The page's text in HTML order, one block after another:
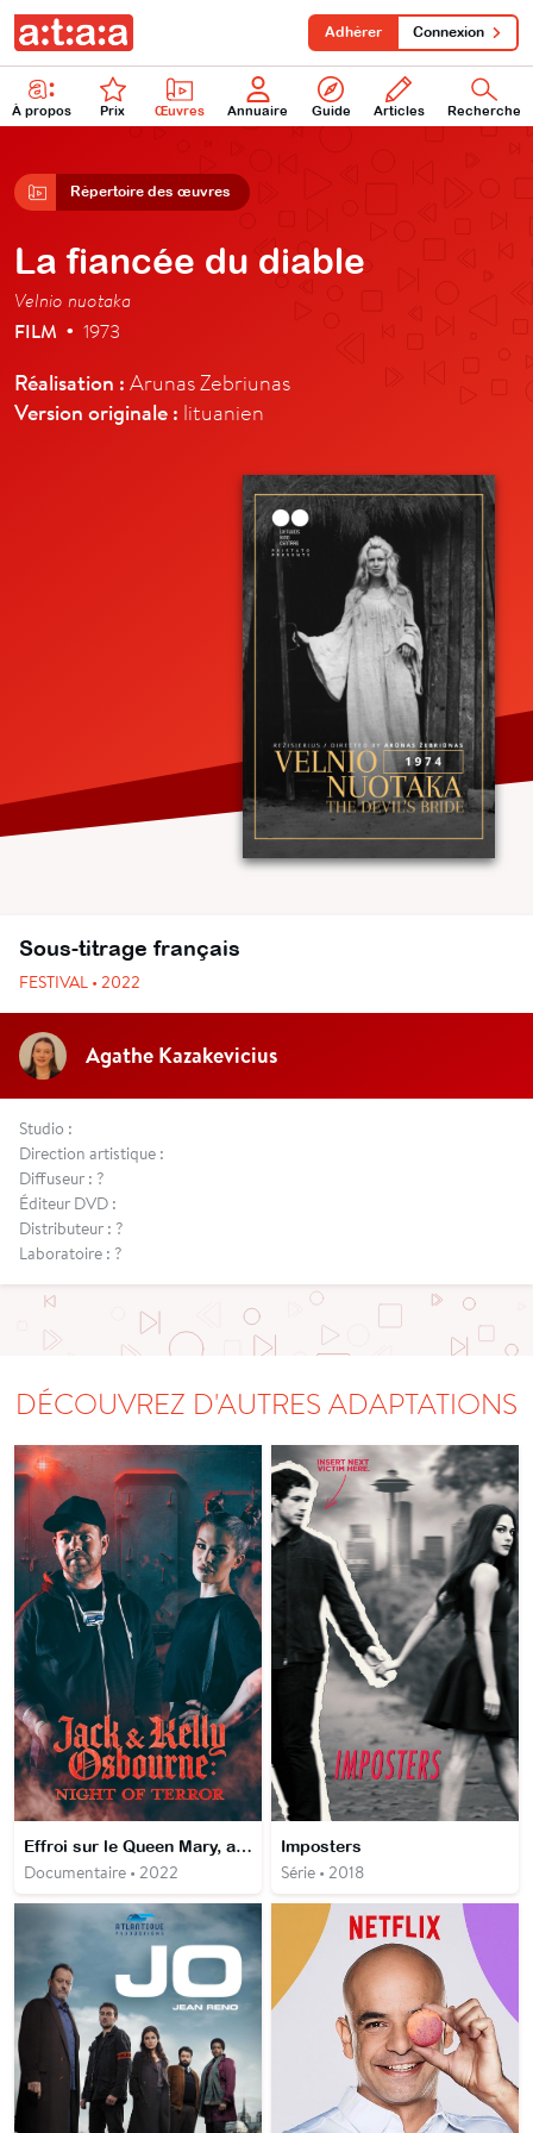
À propos Prix Œuvres Annuaire Guide Articles Recherche
Adhérer Connexion
Répertoire des œuvres
La fiancée du diable
Velnio nuotaka
FILM • 1973
Réalisation : Arunas Zebriunas
Version originale : lituanien
Sous-titrage français
FESTIVAL • 2022
Agathe Kazakevicius
Studio :
Direction artistique :
Diffuseur : ?
Éditeur DVD :
Distributeur : ?
Laboratoire : ?
DÉCOUVREZ D'AUTRES ADAPTATIONS
Effroi sur le Queen Mary, avec Jack et Kelly Osbourne
Documentaire • 2022
Imposters
Série • 2018